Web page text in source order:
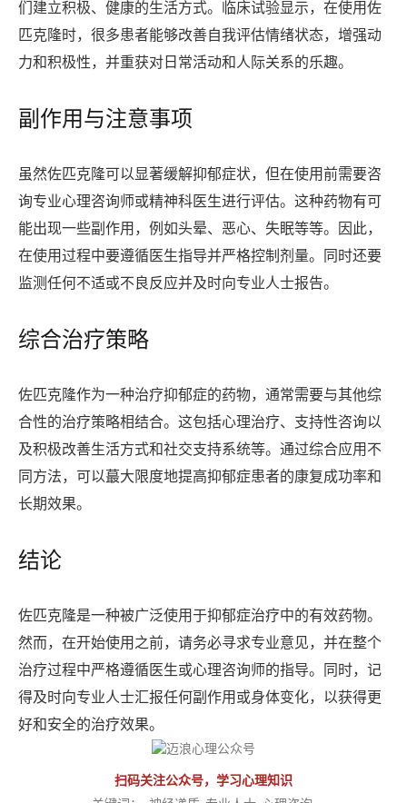
们建立积极、健康的生活方式。临床试验显示，在使用佐
匹克隆时，很多患者能够改善自我评估情绪状态，增强动
力和积极性，并重获对日常活动和人际关系的乐趣。
副作用与注意事项
虽然佐匹克隆可以显著缓解抑郁症状，但在使用前需要咨
询专业心理咨询师或精神科医生进行评估。这种药物有可
能出现一些副作用，例如头晕、恶心、失眠等等。因此，
在使用过程中要遵循医生指导并严格控制剂量。同时还要
监测任何不适或不良反应并及时向专业人士报告。
综合治疗策略
佐匹克隆作为一种治疗抑郁症的药物，通常需要与其他综
合性的治疗策略相结合。这包括心理治疗、支持性咨询以
及积极改善生活方式和社交支持系统等。通过综合应用不
同方法，可以蕞大限度地提高抑郁症患者的康复成功率和
长期效果。
结论
佐匹克隆是一种被广泛使用于抑郁症治疗中的有效药物。
然而，在开始使用之前，请务必寻求专业意见，并在整个
治疗过程中严格遵循医生或心理咨询师的指导。同时，记
得及时向专业人士汇报任何副作用或身体变化，以获得更
好和安全的治疗效果。
扫码关注公众号，学习心理知识